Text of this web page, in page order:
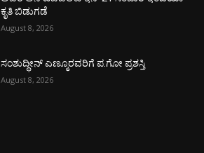
ಕೃತಿ ಬಿಡುಗಡೆ
August 8, 2026
ಸಂಶುದ್ಧೀನ್ ಎಣ್ಮೂರವರಿಗೆ ಪ.ಗೋ ಪ್ರಶಸ್ತಿ
August 8, 2026